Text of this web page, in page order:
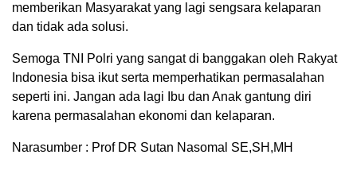
memberikan Masyarakat yang lagi sengsara kelaparan
dan tidak ada solusi.
Semoga TNI Polri yang sangat di banggakan oleh Rakyat
Indonesia bisa ikut serta memperhatikan permasalahan
seperti ini. Jangan ada lagi Ibu dan Anak gantung diri
karena permasalahan ekonomi dan kelaparan.
Narasumber : Prof DR Sutan Nasomal SE,SH,MH